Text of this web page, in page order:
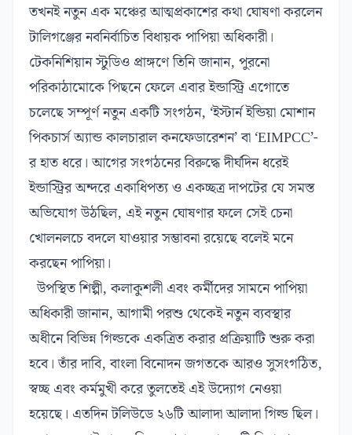
তখনই নতুন এক মঞ্চের আত্মপ্রকাশের কথা ঘোষণা করলেন
টালিগঞ্জের নবনির্বাচিত বিধায়ক পাপিয়া অধিকারী।
টেকনিশিয়ান স্টুডিও প্রাঙ্গণে তিনি জানান, পুরনো
পরিকাঠামোকে পিছনে ফেলে এবার ইন্ডাস্ট্রি এগোতে
চলেছে সম্পূর্ণ নতুন একটি সংগঠন, ‘ইস্টার্ন ইন্ডিয়া মোশান
পিকচার্স অ্যান্ড কালচারাল কনফেডারেশন’ বা ‘EIMPCC’-
র হাত ধরে। আগের সংগঠনের বিরুদ্ধে দীর্ঘদিন ধরেই
ইন্ডাস্ট্রির অন্দরে একাধিপত্য ও একচ্ছত্র দাপটের যে সমস্ত
অভিযোগ উঠছিল, এই নতুন ঘোষণার ফলে সেই চেনা
খোলনলচে বদলে যাওয়ার সম্ভাবনা রয়েছে বলেই মনে
করছেন পাপিয়া।
উপস্থিত শিল্পী, কলাকুশলী এবং কর্মীদের সামনে পাপিয়া
অধিকারী জানান, আগামী পরশু থেকেই নতুন ব্যবস্থার
অধীনে বিভিন্ন গিল্ডকে একত্রিত করার প্রক্রিয়াটি শুরু করা
হবে। তাঁর দাবি, বাংলা বিনোদন জগতকে আরও সুসংগঠিত,
স্বচ্ছ এবং কর্মমুখী করে তুলতেই এই উদ্যোগ নেওয়া
হয়েছে। এতদিন টলিউডে ২৬টি আলাদা আলাদা গিল্ড ছিল।